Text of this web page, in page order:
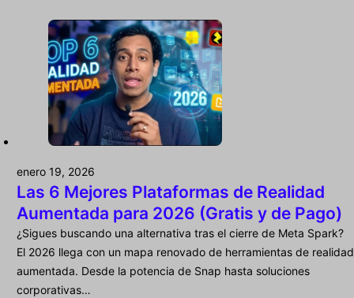
enero 19, 2026
Las 6 Mejores Plataformas de Realidad
Aumentada para 2026 (Gratis y de Pago)
¿Sigues buscando una alternativa tras el cierre de Meta Spark?
El 2026 llega con un mapa renovado de herramientas de realidad
aumentada. Desde la potencia de Snap hasta soluciones
corporativas…